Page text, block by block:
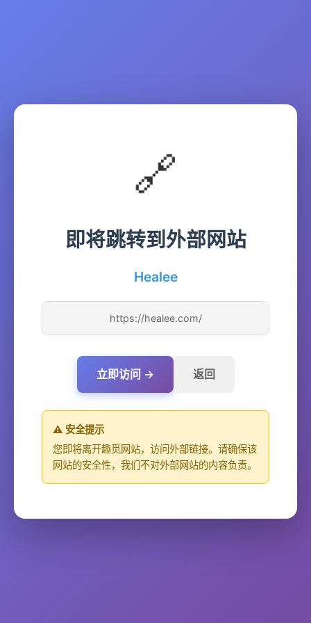
🔗
即将跳转到外部网站
Healee
https://healee.com/
立即访问 → 返回
⚠️ 安全提示
您即将离开趣觅网站，访问外部链接。请确保该
网站的安全性，我们不对外部网站的内容负责。